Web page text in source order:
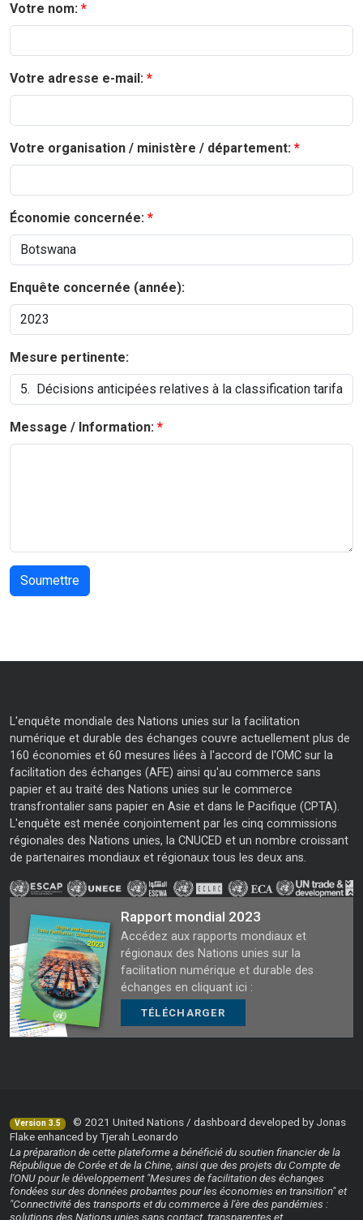
Votre nom:
Votre adresse e-mail:
Votre organisation / ministère / département:
Économie concernée:
Enquête concernée (année):
Mesure pertinente:
Message / Information:
L'enquête mondiale des Nations unies sur la facilitation
numérique et durable des échanges couvre actuellement plus de
160 économies et 60 mesures liées à l'accord de l'OMC sur la
facilitation des échanges (AFE) ainsi qu'au commerce sans
papier et au traité des Nations unies sur le commerce
transfrontalier sans papier en Asie et dans le Pacifique (CPTA).
L'enquête est menée conjointement par les cinq commissions
régionales des Nations unies, la CNUCED et un nombre croissant
de partenaires mondiaux et régionaux tous les deux ans.
Rapport mondial 2023
Accédez aux rapports mondiaux et
régionaux des Nations unies sur la
facilitation numérique et durable des
échanges en cliquant ici :
TÉLÉCHARGER
Version 3.5
© 2021 United Nations / dashboard developed by Jonas
Flake enhanced by Tjerah Leonardo
La préparation de cette plateforme a bénéficié du soutien financier de la
République de Corée et de la Chine, ainsi que des projets du Compte de
l'ONU pour le développement "Mesures de facilitation des échanges
fondées sur des données probantes pour les économies en transition" et
"Connectivité des transports et du commerce à l'ère des pandémies :
solutions des Nations unies sans contact, transparentes et